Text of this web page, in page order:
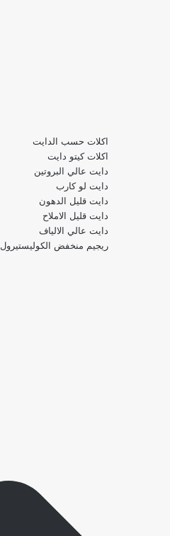
اكلات حسب الدايت
اكلات كيتو دايت
دايت عالي البروتين
دايت لو كارب
دايت قليل الدهون
دايت قليل الاملاح
دايت عالي الالياف
ريجيم منخفض الكوليستيرول